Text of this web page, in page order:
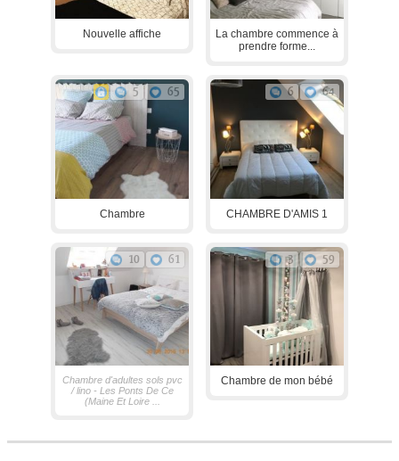
Nouvelle affiche
La chambre commence à
prendre forme...
5 65
Chambre
6 64
CHAMBRE D'AMIS 1
10 61
Chambre d'adultes sols pvc
/ lino - Les Ponts De Ce
(Maine Et Loire ...
3 59
Chambre de mon bébé